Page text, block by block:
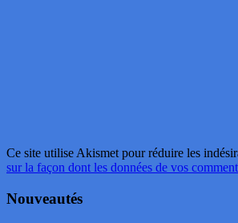
Ce site utilise Akismet pour réduire les
sur la façon dont les données de vos
Nouveautés